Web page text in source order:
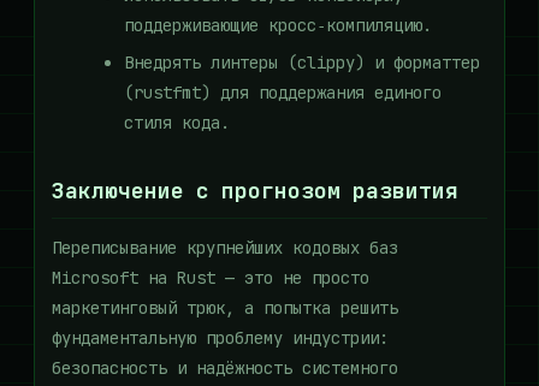
поддерживающие кросс‑компиляцию.
Внедрять линтеры (clippy) и форматтер
(rustfmt) для поддержания единого
стиля кода.
Заключение с прогнозом развития
Переписывание крупнейших кодовых баз
Microsoft на Rust — это не просто
маркетинговый трюк, а попытка решить
фундаментальную проблему индустрии:
безопасность и надёжность системного